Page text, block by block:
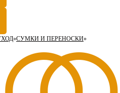
»СУМКИ И ПЕРЕНОСКИ»